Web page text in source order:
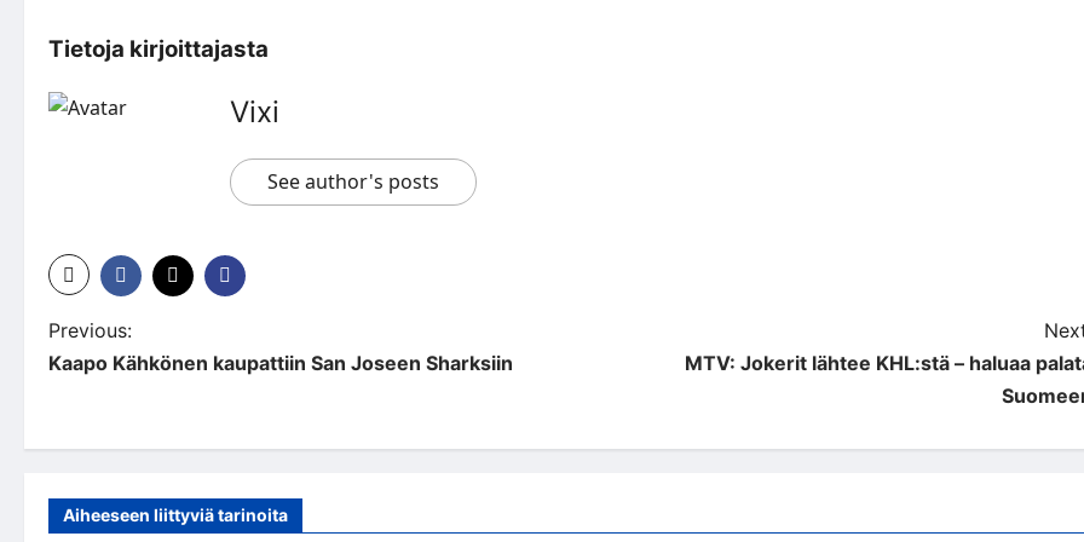
Tietoja kirjoittajasta
Vixi
See author's posts
P
o
n
Previous:
Kaapo Kähkönen kaupattiin San Joseen Sharksiin
MTV: Jokerit lähtee KHL:stä – haluaa
Aiheeseen liittyviä tarinoita